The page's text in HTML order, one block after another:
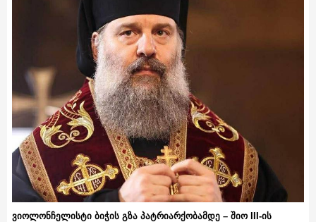
ვიოლონჩელისტი ბიჭის გზა პატრიარქობამდე – შიო III-ის